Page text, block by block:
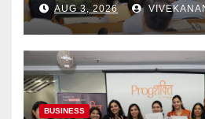
AUG 3, 2026
BUSINESS